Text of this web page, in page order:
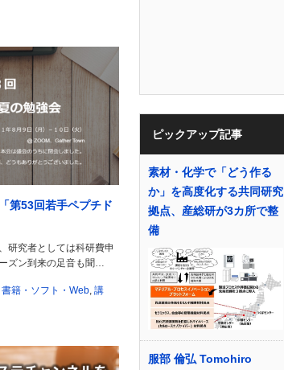
第53回若手ペプチド
研究者としては科研費申
ズン到来の足音も聞…
書籍・ソフト・Web, 講
ピックアップ記事
素材・化学で「どう作る
か」を高度化する共同研究
拠点、産総研が3カ所で整
備
服部 倫弘 Tomohiro